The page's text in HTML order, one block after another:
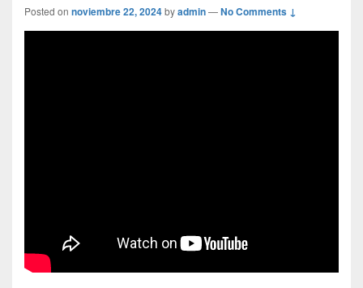
Posted on noviembre 22, 2024byadmin—No Comments ↓